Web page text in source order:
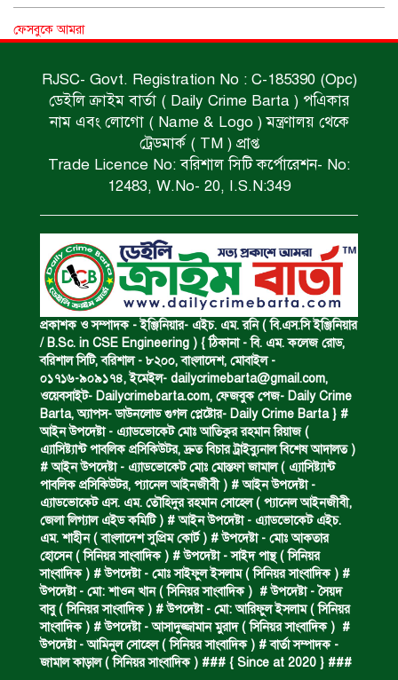
ভাড়াটিয়ার হাতে খুন।
পানিতে ডুবে গৃহবধূ নিহত।
রক্তাক্ত মরদেহ উদ্ধার।
মদসহ মাদক কারবারি গ্রেপ্তার।
নিম্নাঞ্চল প্লাবিত হওয়ার শঙ্কা।
অভিমান করে স্বামীর আত্মহত্যা।
ধর্ষণচেষ্টা ও হত্যা মামলায় মৃত্যুদণ্ড।
বিশুদ্ধ পানির পাম্প পেল শতাধিক পরিবার।
সড়ক দুর্ঘটনায় বাসচাপায় মৃত্যুর ঘটনা।
ফেসবুকে আমরা
RJSC- Govt. Registration No : C-185390 (Opc)
ডেইলি ক্রাইম বার্তা ( Daily Crime Barta ) পএিকার
নাম এবং লোগো ( Name & Logo ) মন্ত্রণালয় থেকে
ট্রেডমার্ক ( TM ) প্রাপ্ত
Trade Licence No: বরিশাল সিটি কর্পোরেশন- No:
12483, W.No- 20, I.S.N:349
প্রকাশক ও সম্পাদক - ইঞ্জিনিয়ার- এইচ. এম. রনি ( বি.এস.সি ইঞ্জিনিয়ার
/ B.Sc. in CSE Engineering ) { ঠিকানা - বি. এম. কলেজ রোড,
বরিশাল সিটি, বরিশাল - ৮২০০, বাংলাদেশ, মোবাইল -
০১৭১৬-৯০৯১৭৪, ইমেইল- dailycrimebarta@gmail.com,
ওয়েবসাইট- Dailycrimebarta.com, ফেজবুক পেজ- Daily Crime
Barta, অ‍্যাপস- ডাউনলোড গুগল প্লেষ্টোর- Daily Crime Barta } #
আইন উপদেষ্টা - এ্যাডভোকেট মোঃ আতিকুর রহমান রিয়াজ (
এ‍্যাসিষ্ট‍্যান্ট পাবলিক প্রসিকিউটর, দ্রুত বিচার ট্রাইব্যুনাল বিশেষ আদালত )
# আইন উপদেষ্টা - এ্যাডভোকেট মোঃ মোস্তফা জামাল ( এ‍্যাসিষ্ট‍্যান্ট
পাবলিক প্রসিকিউটর, প‍্যানেল আইনজীবী ) # আইন উপদেষ্টা -
এ্যাডভোকেট এস. এম. তৌহিদুর রহমান সোহেল ( প‍্যানেল আইনজীবী,
জেলা লিগ্যাল এইড কমিটি ) # আইন উপদেষ্টা - এ্যাডভোকেট এইচ.
এম. শাহীন ( বাংলাদেশ সুপ্রিম কোর্ট ) # উপদেষ্টা - মোঃ আকতার
হোসেন ( সিনিয়র সাংবাদিক ) # উপদেষ্টা - সাইদ পান্থ ( সিনিয়র
সাংবাদিক ) # উপদেষ্টা - মোঃ সাইফুল ইসলাম ( সিনিয়র সাংবাদিক ) #
উপদেষ্টা - মো: শাওন খান ( সিনিয়র সাংবাদিক ) # উপদেষ্টা - সৈয়দ
বাবু ( সিনিয়র সাংবাদিক ) # উপদেষ্টা - মো: আরিফুল ইসলাম ( সিনিয়র
সাংবাদিক ) # উপদেষ্টা - আসাদুজ্জামান মুরাদ ( সিনিয়র সাংবাদিক ) #
উপদেষ্টা - আমিনুল সোহেল ( সিনিয়র সাংবাদিক ) # বার্তা সম্পাদক -
জামাল কাড়াল ( সিনিয়র সাংবাদিক ) ### { Since at 2020 } ###